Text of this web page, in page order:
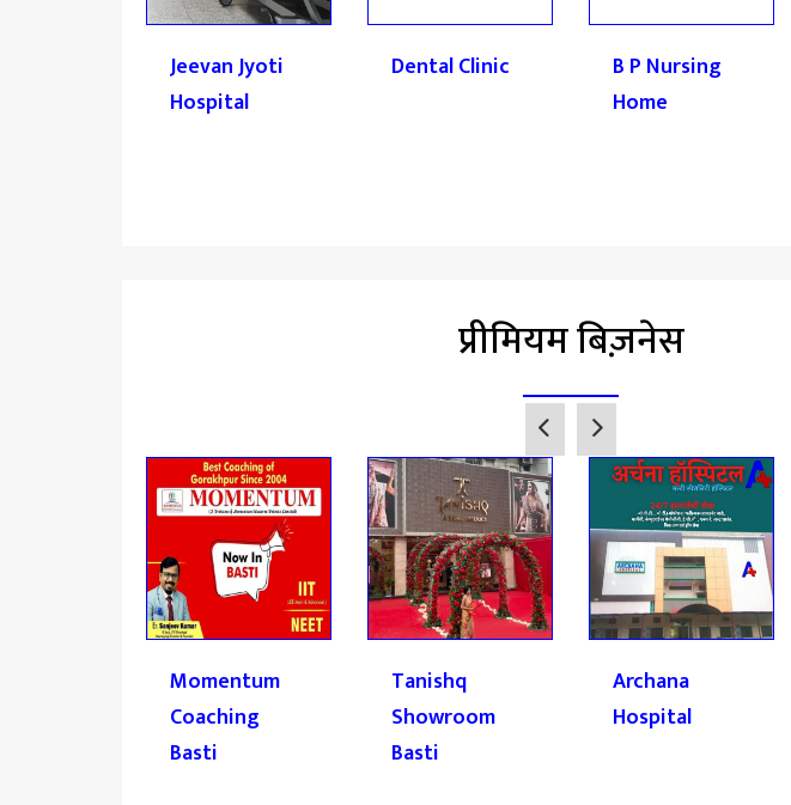
Jeevan Jyoti
Hospital
Dental Clinic
B P Nursing
Home
प्रीमियम बिज़नेस
Momentum
Coaching
Basti
Tanishq
Showroom
Basti
Archana
Hospital